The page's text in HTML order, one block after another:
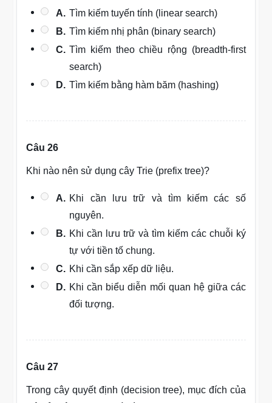
A. Tìm kiếm tuyến tính (linear search)
B. Tìm kiếm nhị phân (binary search)
C. Tìm kiếm theo chiều rộng (breadth-first
search)
D. Tìm kiếm bằng hàm băm (hashing)
Câu 26
Khi nào nên sử dụng cây Trie (prefix tree)?
A. Khi cần lưu trữ và tìm kiếm các số
nguyên.
B. Khi cần lưu trữ và tìm kiếm các chuỗi ký
tự với tiền tố chung.
C. Khi cần sắp xếp dữ liệu.
D. Khi cần biểu diễn mối quan hệ giữa các
đối tượng.
Câu 27
Trong cây quyết định (decision tree), mục đích của